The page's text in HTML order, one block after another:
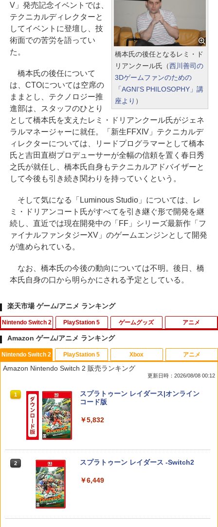
橋本氏の後任となるレミ・ド
リアンクール氏（西川善司の
3Dゲームファンのための
「AGNI'S PHILOSOPHY」講
座より ）
V」発売記念イベントでは、
テクニカルディレクターと
してイベントに登壇し、技
術面での苦労を語ってい
た。
橋本氏の後任について
は、CTOについては空席の
ままとし、テクノロジー推
進部は、スタッフのひとり
として橋本氏を支えたレミ・ドリアンクール氏がジェネ
ラルマネージャーに就任。「新生FFXIV」テクニカルデ
ィレクターについては、リードプログラマーとして橋本
氏と吉田直樹プロデューサーが全幅の信頼を置く春日秀
之氏が就任し、橋本氏自身もテクニカルアドバイザーと
して今後も引き続き関わりを持っていくという。
そして気になる「Luminous Studio」については、レ
ミ・ドリアンコート氏がすべてを引き継ぐ形で開発を継
続し、直近では現在開発中の「FF」シリーズ最新作「フ
ァイナルファンタジーXV」のゲームエンジンとして開発
が進められている。
なお、橋本氏の今後の動向については不明。後日、橋
本氏自身の口から明らかにされる予定としている。
楽天市場 ゲーム/アニメ ランキング
Nintendo Switch 2
1
【10%OFFクーポン配布中】【365日完
全保証】 Nintendo Switch2 保護フィル
ム 任天堂 Switch2 フィルム スイッチ2
ンチ 10H ガラスザムライ 液晶保護フィ
ルム OVER`s オーバーズ TP01
￥1,480
型クリアケース リラックマ[在庫品]
￥1,910
PlayStation 5
1
エイムアップリング FPS EVOgames 日
本製 天然ゴム 6個セット PS5 PS4 Switc
h プロコン PC コントローラー用 エイム
操作性向上 ゲーミング
2
節profreak バージョン3 PS4 PS5 ninte
のみ送料無料】Playstation 5 特許取得
ゲームグッズ アニメ
1
U.C.ガンダムBlu-rayライブラリーズ 機
動戦士ガンダム 逆襲のシャア【Blu-ra
￥3,344
￥4,290
Amazon ゲーム/アニメ ランキング
Nintendo Switch 2
Amazon Nintendo Switch 2 販売ランキング
更新日時：2026/08/08 00:12
1
スプラトゥーン レイダース|オンライン
コード版
￥5,832
2 スプラトゥーン レイダース -Switch2
￥6,449
PlayStation 5 Xbox アニメ